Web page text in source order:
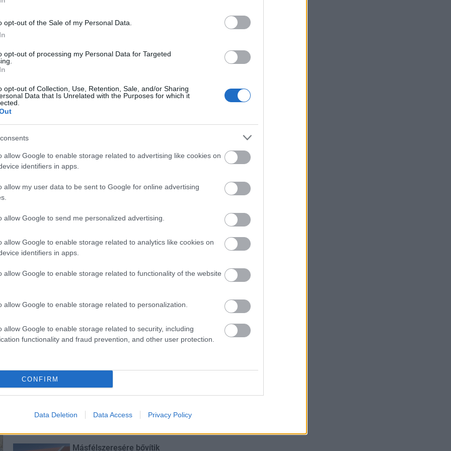
opt-out of the Sale of my Personal Data.
opt-out of processing my Personal Data for Targeted
opt-out of Collection, Use, Retention, Sale, and/or Sharing
Data that Is Unrelated with the Purposes for which it
allow Google to enable storage related to advertising like cookies on
identifiers in apps.
allow my user data to be sent to Google for online advertising
allow Google to send me personalized advertising.
allow Google to enable storage related to analytics like cookies on
identifiers in apps.
allow Google to enable storage related to functionality of the website
allow Google to enable storage related to personalization.
allow Google to enable storage related to security, including
functionality and fraud prevention, and other user protection.
CONFIRM
Data Deletion Data Access Privacy Policy
dolgoznak együtt, mintegy 6000 hazai
piaci lehetőséget kínálnak a magyar cégeknek. A
versenyképességét jelzi, hogy
jutott el a külföldi Lidl-áruházakba,
671 terméke volt elérhető 28 Lidl-ország
meghaladta a 161 milliárd forintot -
erősít a Gál hárul a szúnyoginvázió
Másfélszeresére bővítik